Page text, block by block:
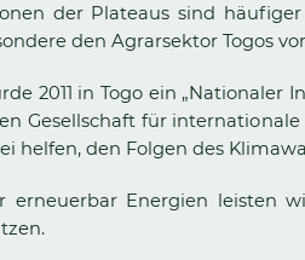
der Plateaus sind
den Agrarsektor Togos
2011 in Togo ein
Gesellschaft für
helfen, den Folgen des
erneuerbar Energien leisten